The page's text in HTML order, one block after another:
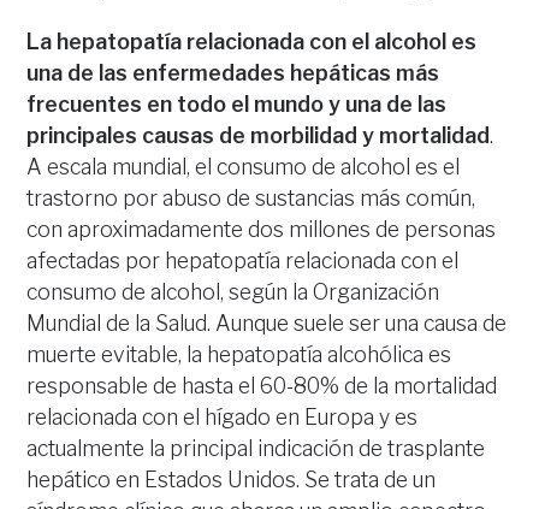
La hepatopatía relacionada con el alcohol es
una de las enfermedades hepáticas más
frecuentes en todo el mundo y una de las
principales causas de morbilidad y mortalidad.
A escala mundial, el consumo de alcohol es el
trastorno por abuso de sustancias más común,
con aproximadamente dos millones de personas
afectadas por hepatopatía relacionada con el
consumo de alcohol, según la Organización
Mundial de la Salud. Aunque suele ser una causa de
muerte evitable, la hepatopatía alcohólica es
responsable de hasta el 60-80% de la mortalidad
relacionada con el hígado en Europa y es
actualmente la principal indicación de trasplante
hepático en Estados Unidos. Se trata de un